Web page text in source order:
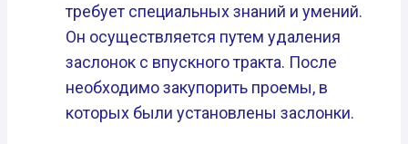
требует специальных знаний и умений.
Он осуществляется путем удаления
заслонок с впускного тракта. После
необходимо закупорить проемы, в
которых были установлены заслонки.